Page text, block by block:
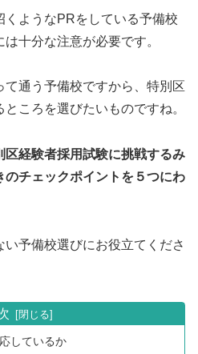
くようなPRをしている予備校
十分な注意が必要です。
通う予備校ですから、特別区
ころを選びたいものですね。
区経験者採用試験に挑戦するみ
チェックポイントを５つにわ
予備校選びにお役立てくださ
しているか